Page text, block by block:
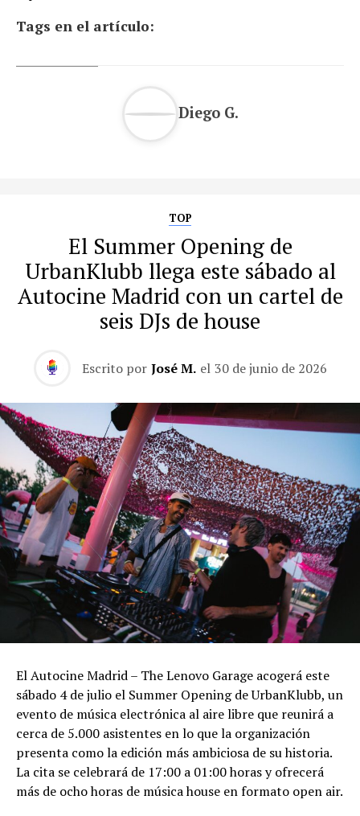
Tags en el artículo:
Diego G.
TOP
El Summer Opening de
UrbanKlubb llega este sábado al
Autocine Madrid con un cartel de
seis DJs de house
Escrito por José M. el 30 de junio de 2026
El Autocine Madrid – The Lenovo Garage acogerá este
sábado 4 de julio el Summer Opening de UrbanKlubb, un
evento de música electrónica al aire libre que reunirá a
cerca de 5.000 asistentes en lo que la organización
presenta como la edición más ambiciosa de su historia.
La cita se celebrará de 17:00 a 01:00 horas y ofrecerá
más de ocho horas de música house en formato open air.